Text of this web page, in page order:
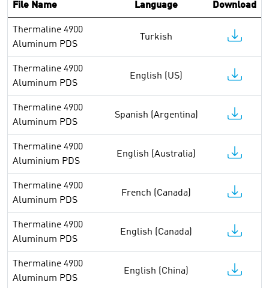
File Name Language Download
Thermaline 4900
Aluminum PDS
Turkish
Thermaline 4900
Aluminum PDS
English (US)
Thermaline 4900
Aluminum PDS
Spanish (Argentina)
Thermaline 4900
Aluminium PDS
English (Australia)
Thermaline 4900
Aluminum PDS
French (Canada)
Thermaline 4900
Aluminum PDS
English (Canada)
Thermaline 4900
Aluminum PDS
English (China)